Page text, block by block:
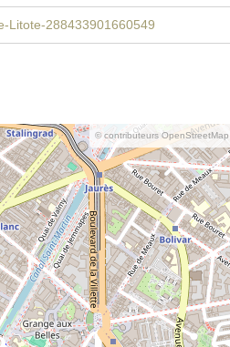
Litote-288433901660549
© contributeurs OpenStreetMap